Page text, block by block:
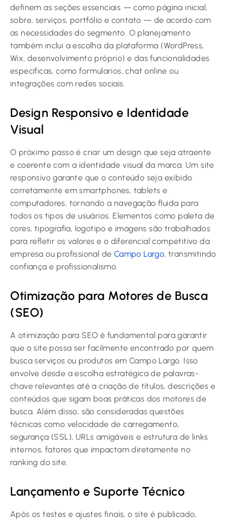
definem as seções essenciais — como página inicial,
sobre, serviços, portfólio e contato — de acordo com
as necessidades do segmento. O planejamento
também inclui a escolha da plataforma (WordPress,
Wix, desenvolvimento próprio) e das funcionalidades
específicas, como formularios, chat online ou
integrações com redes sociais.
Design Responsivo e Identidade
Visual
O próximo passo é criar um design que seja atraente
e coerente com a identidade visual da marca. Um site
responsivo garante que o conteúdo seja exibido
corretamente em smartphones, tablets e
computadores, tornando a navegação fluida para
todos os tipos de usuários. Elementos como paleta de
cores, tipografia, logotipo e imagens são trabalhados
para refletir os valores e o diferencial competitivo da
empresa ou profissional de Campo Largo, transmitindo
confiança e profissionalismo.
Otimização para Motores de Busca
(SEO)
A otimização para SEO é fundamental para garantir
que o site possa ser facilmente encontrado por quem
busca serviços ou produtos em Campo Largo. Isso
envolve desde a escolha estratégica de palavras-
chave relevantes até a criação de títulos, descrições e
conteúdos que sigam boas práticas dos motores de
busca. Além disso, são consideradas questões
técnicas como velocidade de carregamento,
segurança (SSL), URLs amigáveis e estrutura de links
internos, fatores que impactam diretamente no
ranking do site.
Lançamento e Suporte Técnico
Após os testes e ajustes finais, o site é publicado,